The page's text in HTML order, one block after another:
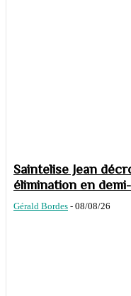
Saintelise Jean
élimination en
Gérald Bordes - 08/08/26